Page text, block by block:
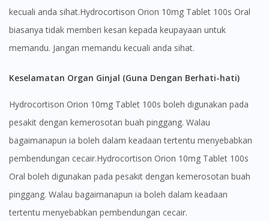
kecuali anda sihat.Hydrocortison Orion 10mg Tablet 100s Oral
biasanya tidak memberi kesan kepada keupayaan untuk
memandu. Jangan memandu kecuali anda sihat.
Keselamatan Organ Ginjal (Guna Dengan Berhati-hati)
Hydrocortison Orion 10mg Tablet 100s boleh digunakan pada
pesakit dengan kemerosotan buah pinggang. Walau
bagaimanapun ia boleh dalam keadaan tertentu menyebabkan
pembendungan cecair.Hydrocortison Orion 10mg Tablet 100s
Oral boleh digunakan pada pesakit dengan kemerosotan buah
pinggang. Walau bagaimanapun ia boleh dalam keadaan
tertentu menyebabkan pembendungan cecair.